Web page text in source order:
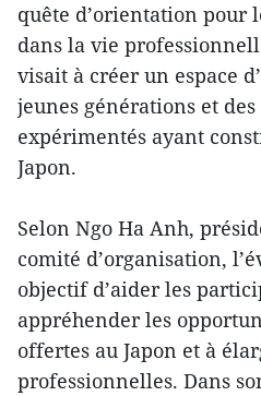
quête d’orientation pour
dans la vie
visait à créer un espace
jeunes générations et
expérimentés ayant
Japon.
Selon Ngo Ha Anh,
comité d’organisation,
objectif d’aider les
appréhender les
offertes au Japon et à
professionnelles. Dans